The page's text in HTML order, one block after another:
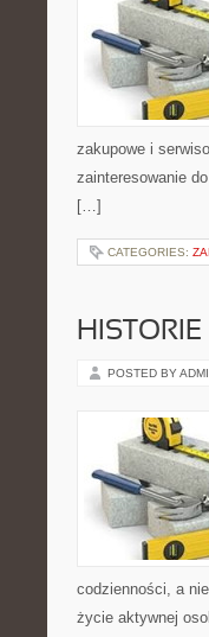
zakupowe i
zainteresowanie
[…]
CATEGORIES:
POSTED BY
codzienności, a
życie aktywnej